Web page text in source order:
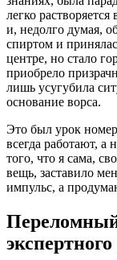
легко
и, недолго думая,
спиртом и
центре, но стало
приобрело
лишь усугубила
основание ворса.
Это был урок
всегда работают, а
того, что я сама,
вещь, заставило
импульс, а